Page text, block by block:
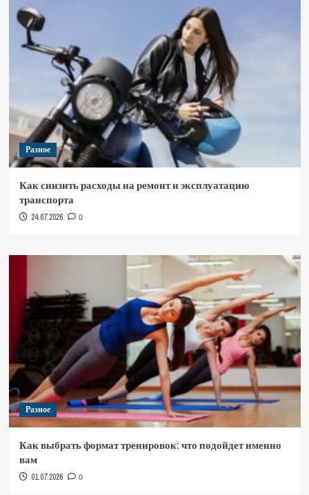
Разное
Как снизить расходы на ремонт и эксплуатацию
транспорта
24.07.2026 0
Разное
Как выбрать формат тренировок: что подойдет именно
вам
01.07.2026 0